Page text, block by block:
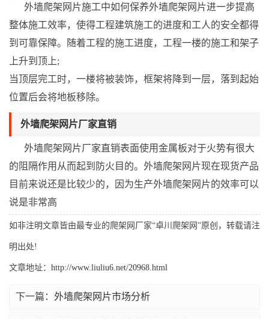
外墙爬架网片施工中如何保养外墙爬架网片进一步提高
整体施工效率，使得工程建筑施工的进度和工人的安全都得
到可靠保障。随着工程的施工进度，工程一楼的施工和架子
上升到顶上;
当顶层完工时，一楼将被装饰，框架将降到一层，落到起始
位置后会将地板移除。
外墙爬架网片厂家直销
外墙爬架网片厂家直销表面使用金属板对于火势有很大
的阻隔作用从而起到防火目的。外墙爬架网片现在现货产品
目前来说还是比较少的，因为生产外墙爬架网片的效率可以
说是非常高
如非注明文章皆由最专业的爬架网厂家“卓川爬架网”原创，转载请注
明出处!
文章地址： http://www.liuliu6.net/20968.html
下一篇： 外墙爬架网片市场分析